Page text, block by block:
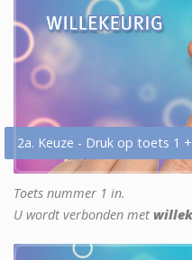
2a. Keuze - Druk op toets 1 +
Toets nummer 1 in.
U wordt verbonden met